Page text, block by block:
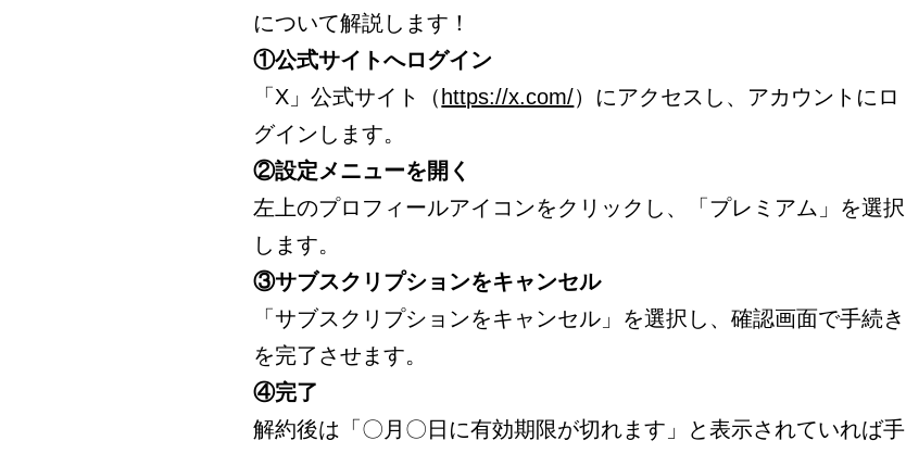
について解説します！
①公式サイトへログイン
「X」公式サイト（ https://x.com/）にアクセスし、アカウントにロ
グインします。
②設定メニューを開く
左上のプロフィールアイコンをクリックし、「プレミアム」を選択
します。
③サブスクリプションをキャンセル
「サブスクリプションをキャンセル」を選択し、確認画面で手続き
を完了させます。
④完了
解約後は「〇月〇日に有効期限が切れます」と表示されていれば手